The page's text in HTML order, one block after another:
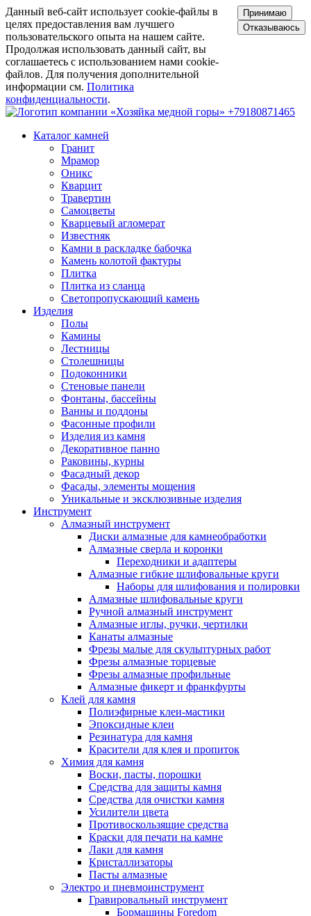
Данный веб-сайт использует cookie-файлы в
целях предоставления вам лучшего
пользовательского опыта на нашем сайте.
Продолжая использовать данный сайт, вы
соглашаетесь с использованием нами cookie-
файлов. Для получения дополнительной
информации см. Политика
конфиденциальности.
Принимаю
Отказываюсь
+79180871465
Каталог камней
Гранит
Мрамор
Оникс
Кварцит
Травертин
Самоцветы
Кварцевый агломерат
Известняк
Камни в раскладке бабочка
Камень колотой фактуры
Плитка
Плитка из сланца
Светопропускающий камень
Изделия
Полы
Камины
Лестницы
Столешницы
Подоконники
Стеновые панели
Фонтаны, бассейны
Ванны и поддоны
Фасонные профили
Изделия из камня
Декоративное панно
Раковины, курны
Фасадный декор
Фасады, элементы мощения
Уникальные и эксклюзивные изделия
Инструмент
Алмазный инструмент
Диски алмазные для камнеобработки
Алмазные сверла и коронки
Переходники и адаптеры
Алмазные гибкие шлифовальные круги
Наборы для шлифования и полировки
Алмазные шлифовальные круги
Ручной алмазный инструмент
Алмазные иглы, ручки, чертилки
Канаты алмазные
Фрезы малые для скульптурных работ
Фрезы алмазные торцевые
Фрезы алмазные профильные
Алмазные фикерт и франкфурты
Клей для камня
Полиэфирные клеи-мастики
Эпоксидные клеи
Резинатура для камня
Красители для клея и пропиток
Химия для камня
Воски, пасты, порошки
Средства для защиты камня
Средства для очистки камня
Усилители цвета
Противоскользящие средства
Краски для печати на камне
Лаки для камня
Кристаллизаторы
Пасты алмазные
Электро и пневмоинструмент
Гравировальный инструмент
Бормашины Foredom